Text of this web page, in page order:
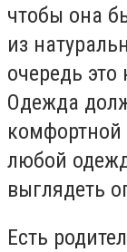
чтобы она
из
очередь это
Одежда
комфортной
любой
выглядеть
Есть